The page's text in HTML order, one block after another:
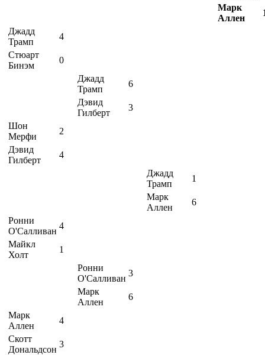
Марк
Аллен
Джадд
Трамп
4
Стюарт
Бинэм
0
Джадд
Трамп
6
Дэвид
Гилберт
3
Шон
Мерфи
2
Дэвид
Гилберт
4
Джадд
Трамп
1
Марк
Аллен
6
Ронни
О'Салливан
4
Майкл
Холт
1
Ронни
О'Салливан
3
Марк
Аллен
6
Марк
Аллен
4
Скотт
Дональдсон
3